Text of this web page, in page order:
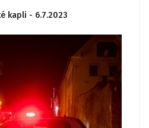
kapli - 6.7.2023